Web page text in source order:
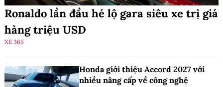
Ronaldo lần đầu hé lộ gara siêu xe trị giá
hàng triệu USD
XE 365
Honda giới thiệu Accord 2027 với
nhiều nâng cấp về công nghệ